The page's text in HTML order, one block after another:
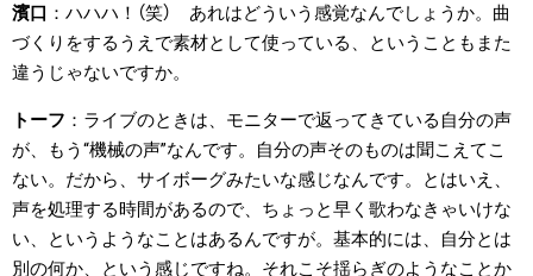
濱口
ハハハ！（笑） あれはどういう感覚なんでしょうか。曲
づくりをするうえで素材として使っている、ということもまた
違うじゃないですか。
トーフ
ライブのときは、モニターで返ってきている自分の声
が、もう“機械の声”なんです。自分の声そのものは聞こえてこ
ない。だから、サイボーグみたいな感じなんです。とはいえ、
声を処理する時間があるので、ちょっと早く歌わなきゃいけな
い、というようなことはあるんですが。基本的には、自分とは
別の何か、という感じですね。それこそ揺らぎのようなことか